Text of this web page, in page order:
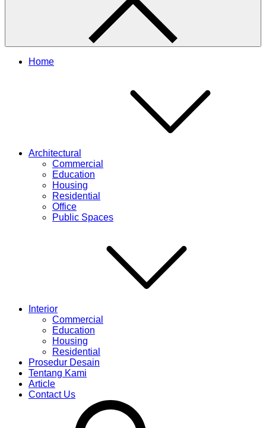
Home
Architectural
Commercial
Education
Housing
Residential
Office
Public Spaces
Interior
Commercial
Education
Housing
Residential
Prosedur Desain
Tentang Kami
Article
Contact Us